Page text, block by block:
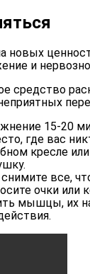
новых
и
средство
15-20
где вас
кресле
все,
очки или
мышцы, их